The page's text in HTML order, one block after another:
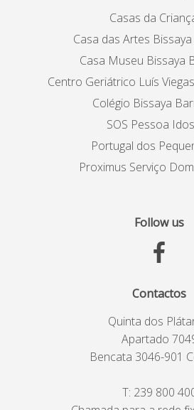
Casas da
Casa das Artes
Casa Museu Bissaya
Centro Geriátrico Luís
Colégio Bissaya
SOS Pessoa
Portugal dos
Proximus Serviço
Follow us
Contactos
Quinta dos
Apartado
Bencata 3046-901
T: 239 800